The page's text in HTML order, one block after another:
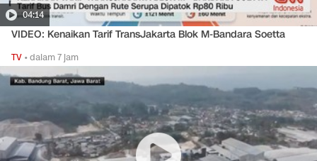
04:14
VIDEO: Kenaikan Tarif TransJakarta Blok M-Bandara Soetta
TV •dalam 7 jam